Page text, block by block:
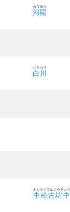
河陽
カワヨウ
白川
シラカワ
中松古坊中
ナカマツフルボウチュウ